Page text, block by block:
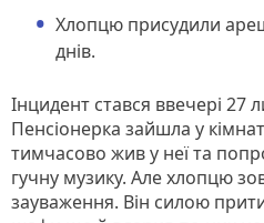
Хлопцю присудили
днів.
Інцидент стався ввечері 27
Пенсіонерка зайшла у
тимчасово жив у неї та
гучну музику. Але хлопцю
зауваження. Він силою